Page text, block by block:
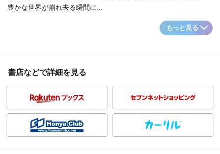
豊かな世界が崩れ去る瞬間に...
もっと見る
書店などで詳細を見る